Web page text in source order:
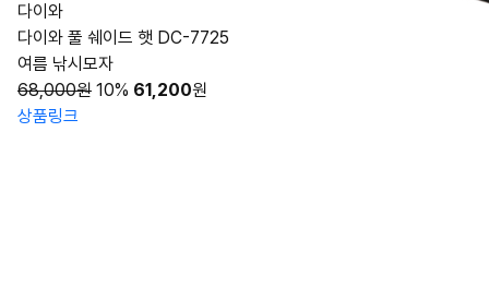
다이와
다이와 풀 쉐이드 햇 DC-7725
여름 낚시모자
68,000원 10% 61,200원
상품링크